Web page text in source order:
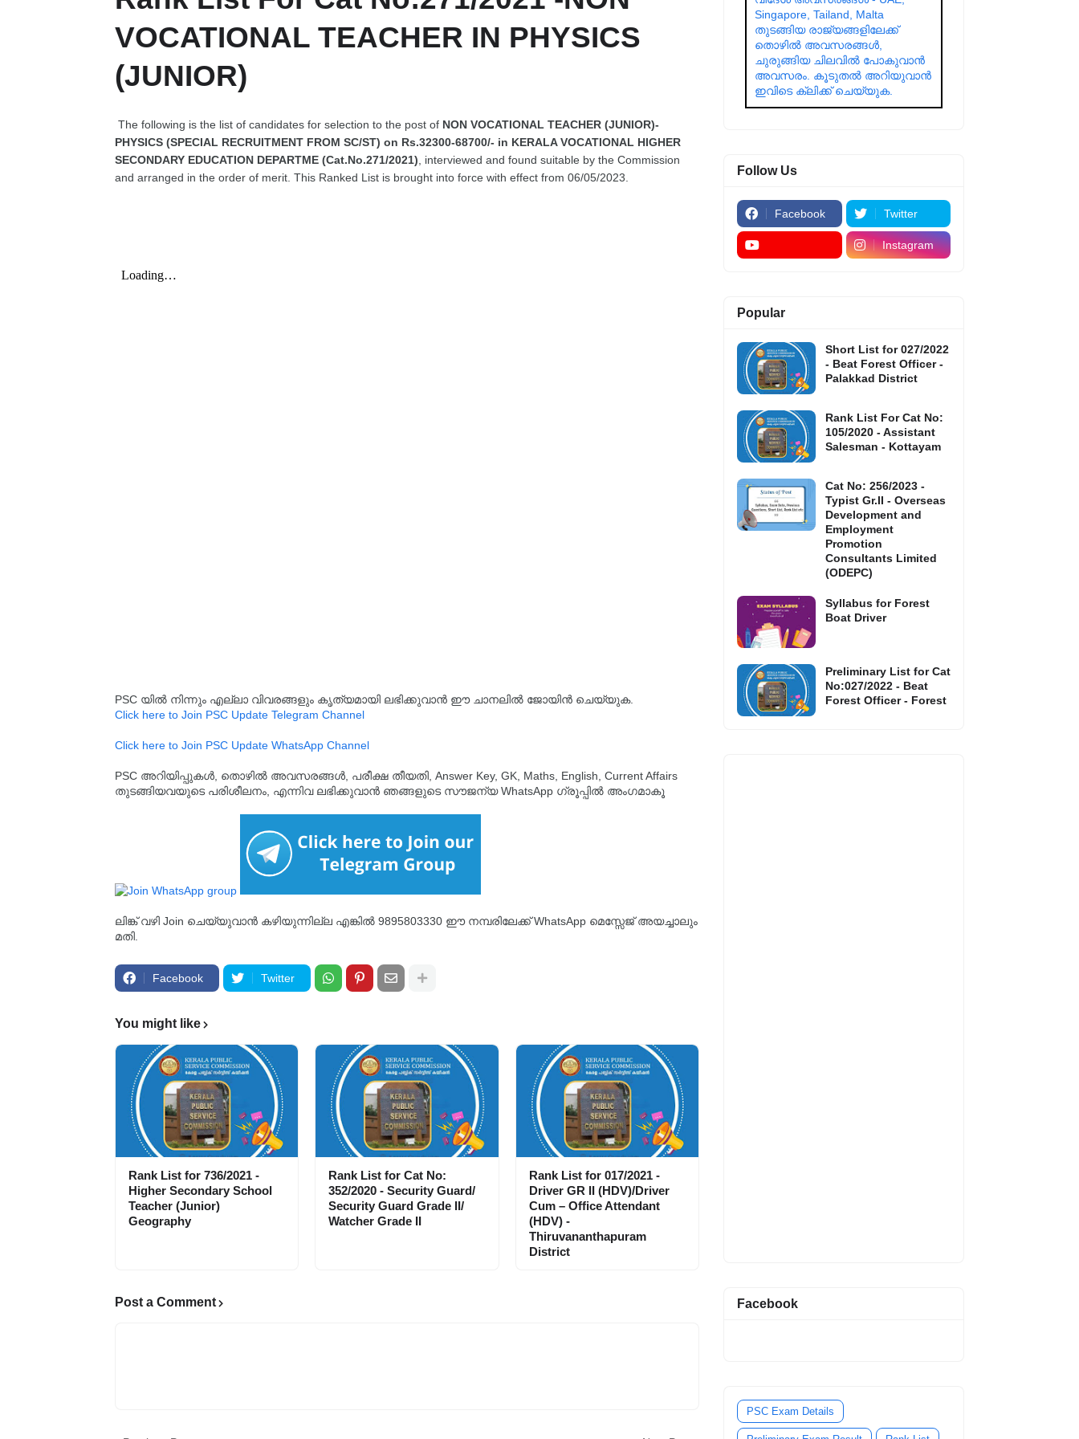
VOCATIONAL TEACHER IN PHYSICS
(JUNIOR)
The following is the list of candidates for selection to the post of NON VOCATIONAL TEACHER (JUNIOR)-
PHYSICS (SPECIAL RECRUITMENT FROM SC/ST) on Rs.32300-68700/- in KERALA VOCATIONAL HIGHER
SECONDARY EDUCATION DEPARTME (Cat.No.271/2021) , interviewed and found suitable by the Commission
and arranged in the order of merit. This Ranked List is brought into force with effect from 06/05/2023.
PSC യിൽ നിന്നും എല്ലാ വിവരങ്ങളും കൃത്യമായി ലഭിക്കുവാൻ ഈ ചാനലിൽ ജോയിൻ ചെയ്യുക.
Click here to Join PSC Update Telegram Channel
Click here to Join PSC Update WhatsApp Channel
PSC അറിയിപ്പുകൾ, തൊഴിൽ അവസരങ്ങൾ, പരീക്ഷ തീയതി, Answer Key, GK, Maths, English, Current Affairs
തുടങ്ങിയവയുടെ പരിശീലനം, എന്നിവ ലഭിക്കുവാൻ ഞങ്ങളുടെ സൗജന്യ WhatsApp ഗ്രൂപ്പിൽ അംഗമാകൂ
ലിങ്ക് വഴി Join ചെയ്യുവാൻ കഴിയുന്നില്ല എങ്കിൽ 9895803330 ഈ നമ്പരിലേക്ക് WhatsApp മെസ്സേജ് അയച്ചാലും
മതി.
Facebook Twitter
You might like
Rank List for 736/2021 -
Higher Secondary School
Teacher (Junior)
Geography
Rank List for Cat No:
352/2020 - Security Guard/
Security Guard Grade II/
Watcher Grade II
Rank List for 017/2021 -
Driver GR II (HDV)/Driver
Cum – Office Attendant
(HDV) -
Thiruvananthapuram
District
Post a Comment
Singapore, Tailand, Malta
തുടങ്ങിയ രാജ്യങ്ങളിലേക്ക്
തൊഴിൽ അവസരങ്ങൾ,
ചുരുങ്ങിയ ചിലവിൽ പോകുവാൻ
അവസരം. കൂടുതൽ അറിയുവാൻ
ഇവിടെ ക്ലിക്ക് ചെയ്യുക.
Follow Us
Facebook Twitter
Instagram
Popular
Short List for 027/2022
- Beat Forest Officer -
Palakkad District
Rank List For Cat No:
105/2020 - Assistant
Salesman - Kottayam
Cat No: 256/2023 -
Typist Gr.II - Overseas
Development and
Employment
Promotion
Consultants Limited
(ODEPC)
Syllabus for Forest
Boat Driver
Preliminary List for Cat
No:027/2022 - Beat
Forest Officer - Forest
Facebook
PSC Exam Details